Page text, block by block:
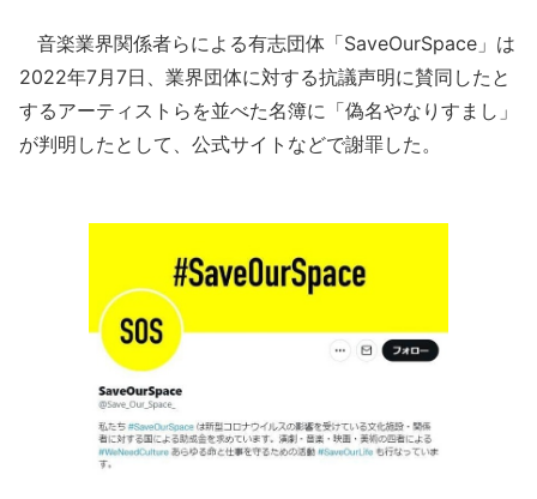
音楽業界関係者らによる有志団体「SaveOurSpace」は
2022年7月7日、業界団体に対する抗議声明に賛同したと
するアーティストらを並べた名簿に「偽名やなりすまし」
が判明したとして、公式サイトなどで謝罪した。